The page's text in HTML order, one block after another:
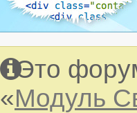
Это
«Модуль